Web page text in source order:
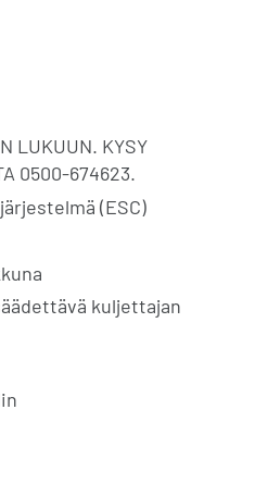
LUKUUN. KYSY
0500-674623.
(ESC)
kuljettajan